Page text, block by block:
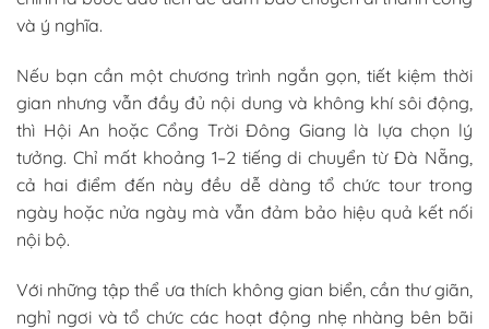
và ý nghĩa.
Nếu bạn cần một chương trình ngắn gọn, tiết kiệm thời
gian nhưng vẫn đầy đủ nội dung và không khí sôi động,
thì Hội An hoặc Cổng Trời Đông Giang là lựa chọn lý
tưởng. Chỉ mất khoảng 1–2 tiếng di chuyển từ Đà Nẵng,
cả hai điểm đến này đều dễ dàng tổ chức tour trong
ngày hoặc nửa ngày mà vẫn đảm bảo hiệu quả kết nối
nội bộ.
Với những tập thể ưa thích không gian biển, cần thư giãn,
nghỉ ngơi và tổ chức các hoạt động nhẹ nhàng bên bãi